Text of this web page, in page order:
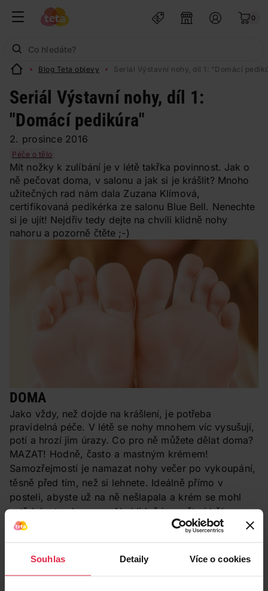
Souhlas Detaily Více o cookies
0
Blog Teta objevy Seriál Výstavní nohy, díl 1: "Domácí
Seriál Výstavní nohy, díl 1:
"Domácí pedikúra"
2. prosince 2016
Péče o tělo
Mít nožky k zulíbání je v létě takřka povinnost. Jak o
ně pečovat doma, v salonu a jak si je krášlit? Mnoho
užitečných rad nám dala Zuzana Klímová,
certifikovaná pedikérka ze salonu Blue Bell. Nenechte
si je ujít! Nejdřív tedy dejte na chvíli klidně nohy
nahoru a pozorně čtěte ;-)
DOMA
Jako vždy, než dojde na krášlení, je potřeba
pravidelná péče. V létě se nohy mnohem víc vysušují,
potí a hrozí jim úrazy. Co pro ně můžete dělat doma?
MAZAT! Hodně, často a mastným krémem!
Samozřejmostí je namazat nohy večer po vykoupání,
těsně před tím, než si lehnete. Ideálně přímo v
posteli, abyste už na ně nešlapala a krém se mohl
vstřebávat celou noc. Ale klidně je mažte i během
dne, kdykoli budete mít chvilku klidu.
nohou – hydratační, vyživující nebo na namáhané